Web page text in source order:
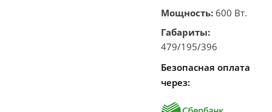
Мощность: 600 Вт.
Габариты:
479/195/396
Безопасная оплата
через: